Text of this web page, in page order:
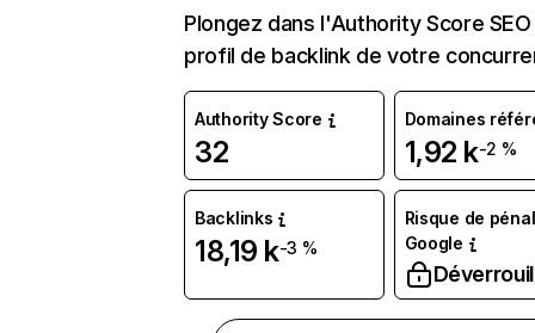
Plongez dans l'Authority Score
profil de backlink de votre
Authority Score
32
Domaines
1,92 k-2 %
Backlinks
18,19 k-3 %
Risque de
Google